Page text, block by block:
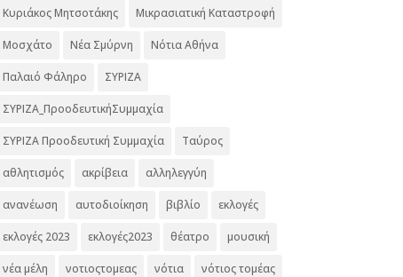
Κυριάκος Μητσοτάκης Μικρασιατική Καταστροφή
Μοσχάτο Νέα Σμύρνη Νότια Αθήνα
Παλαιό Φάληρο ΣΥΡΙΖΑ
ΣΥΡΙΖΑ_ΠροοδευτικήΣυμμαχία
ΣΥΡΙΖΑ Προοδευτική Συμμαχία Ταύρος
αθλητισμός ακρίβεια αλληλεγγύη
ανανέωση αυτοδιοίκηση βιβλίο εκλογές
εκλογές 2023 εκλογές2023 θέατρο μουσική
νέα μέλη νοτιοςτομεας νότια νότιος τομέας